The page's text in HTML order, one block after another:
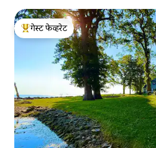
टॉप गेस्ट फेव्हरेट
गेस्ट फेव्हरेट